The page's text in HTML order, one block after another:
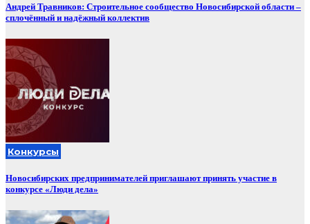
Андрей Травников: Строительное сообщество Новосибирской области –
сплочённый и надёжный коллектив
Конкурсы
Новосибирских предпринимателей приглашают принять участие в
конкурсе «Люди дела»